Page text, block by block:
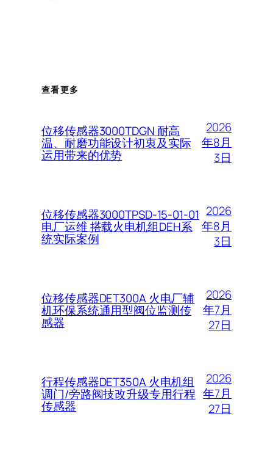
查看更多
位移传感器3000TDGN 耐高
温、耐磨功能设计初衷及实际
运用带来的优势
2026
年8月
3日
位移传感器3000TPSD-15-01-01
电厂运维 搭载火电机组DEH系
统实际案例
2026
年8月
3日
位移传感器DET300A 火电厂辅
机环保系统通用型阀位监测传
感器
2026
年7月
27日
行程传感器DET350A 火电机组
调门/旁路阀技改升级专用行程
传感器
2026
年7月
27日